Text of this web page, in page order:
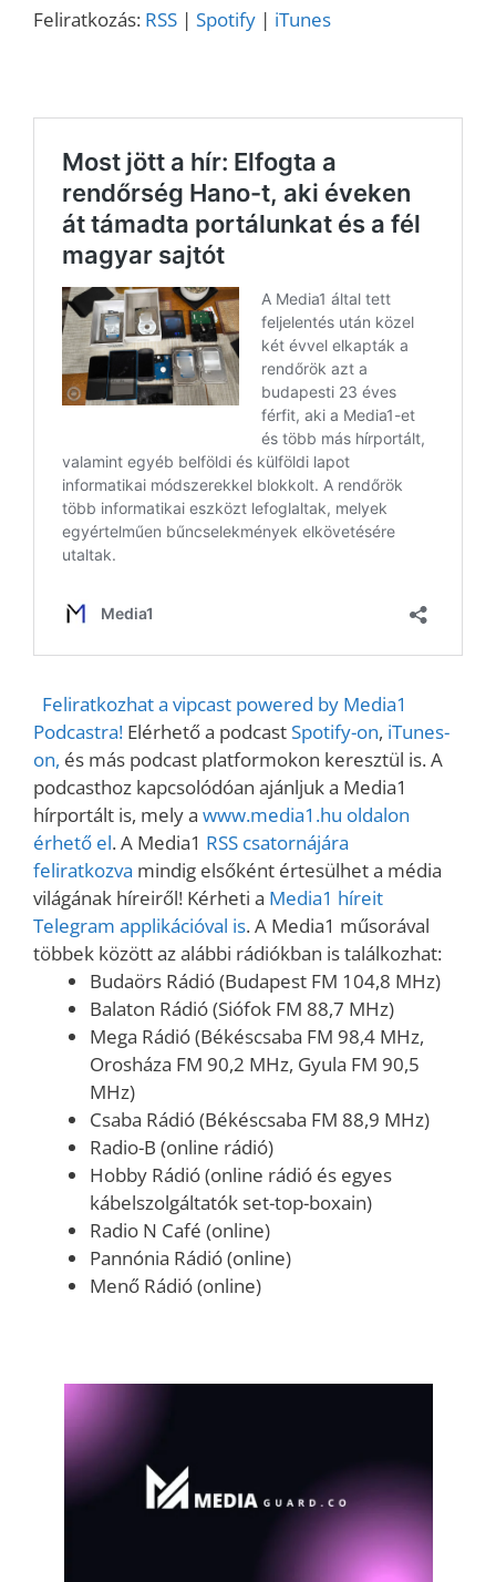
LINK
Feliratkozás: RSS | Spotify | iTunes
Feliratkozhat a vipcast powered by Media1
Podcastra! Elérhető a podcastSpotify-on, iTunes-
on, és más podcast platformokon keresztül is. A
podcasthoz kapcsolódóan ajánljuk a Media1
hírportált is, mely a www.media1.hu oldalon
érhető el. A Media1 RSS csatornájára
feliratkozva mindig elsőként értesülhet a média
világának híreiről! Kérheti a Media1 híreit
Telegram applikációval is. A Media1 műsorával
többek között az alábbi rádiókban is találkozhat:
Budaörs Rádió (Budapest FM 104,8 MHz)
Balaton Rádió (Siófok FM 88,7 MHz)
Mega Rádió (Békéscsaba FM 98,4 MHz,
Orosháza FM 90,2 MHz, Gyula FM 90,5
MHz)
Csaba Rádió (Békéscsaba FM 88,9 MHz)
Radio-B (online rádió)
Hobby Rádió (online rádió és egyes
kábelszolgáltatók set-top-boxain)
Radio N Café (online)
Pannónia Rádió (online)
Menő Rádió (online)